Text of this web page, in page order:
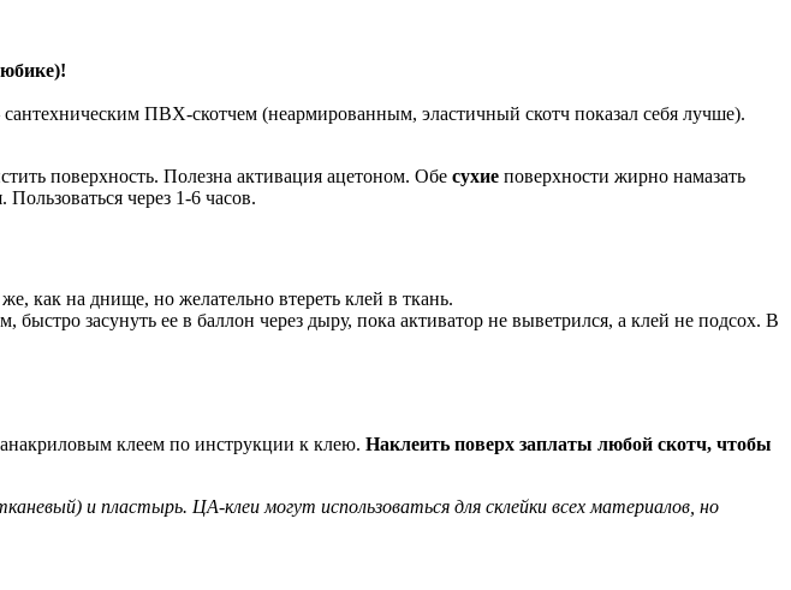
ПВХ-скотчем (неармированным, эластичный скотч показал себя лучше).
поверхность. Полезна активация ацетоном. Обе сухие поверхности жирно намазать
через 1-6 часов.
как на днище, но желательно втереть клей в ткань.
быстро засунуть ее в баллон через дыру, пока активатор не выветрился, а клей не подсох. В
клеем по инструкции к клею. Наклеить поверх заплаты любой скотч, чтобы
и пластырь. ЦА-клеи могут использоваться для склейки всех материалов, но